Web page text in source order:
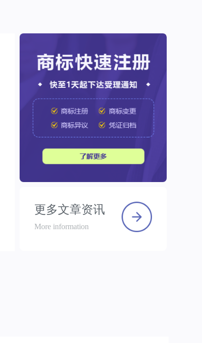
更多文章资讯
More information